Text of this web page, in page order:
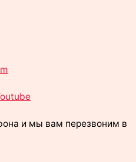
и мы вам перезвоним в